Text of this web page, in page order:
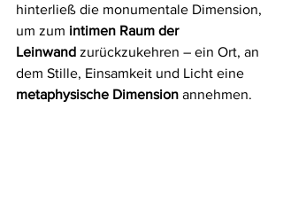
hinterließ die monumentale Dimension,
um zum intimen Raum der
Leinwand zurückzukehren – ein Ort, an
dem Stille, Einsamkeit und Licht eine
metaphysische Dimension annehmen.